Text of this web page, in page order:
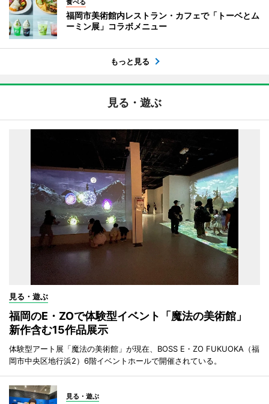
食べる
福岡市美術館内レストラン・カフェで「トーベとム
ーミン展」コラボメニュー
もっと見る
見る・遊ぶ
見る・遊ぶ
福岡のE・ZOで体験型イベント「魔法の美術館」
新作含む15作品展示
体験型アート展「魔法の美術館」が現在、BOSS E・ZO FUKUOKA（福
岡市中央区地行浜2）6階イベントホールで開催されている。
見る・遊ぶ